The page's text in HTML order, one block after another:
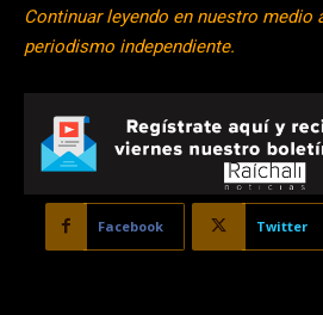
Continuar leyendo en nuestro medio
periodismo independiente.
Facebook Twitter